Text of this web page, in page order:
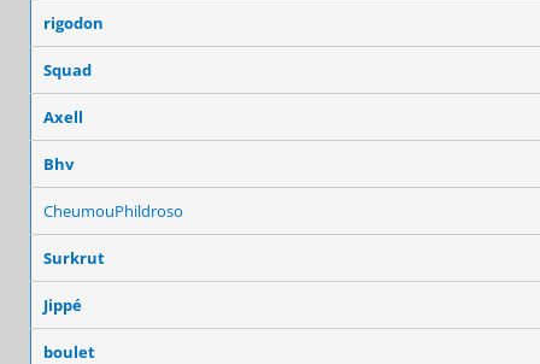
rigodon
Squad
Axell
Bhv
CheumouPhildroso
Surkrut
Jippé
boulet